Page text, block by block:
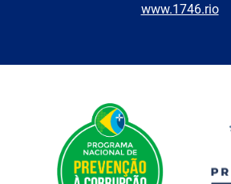
www.1746.rio